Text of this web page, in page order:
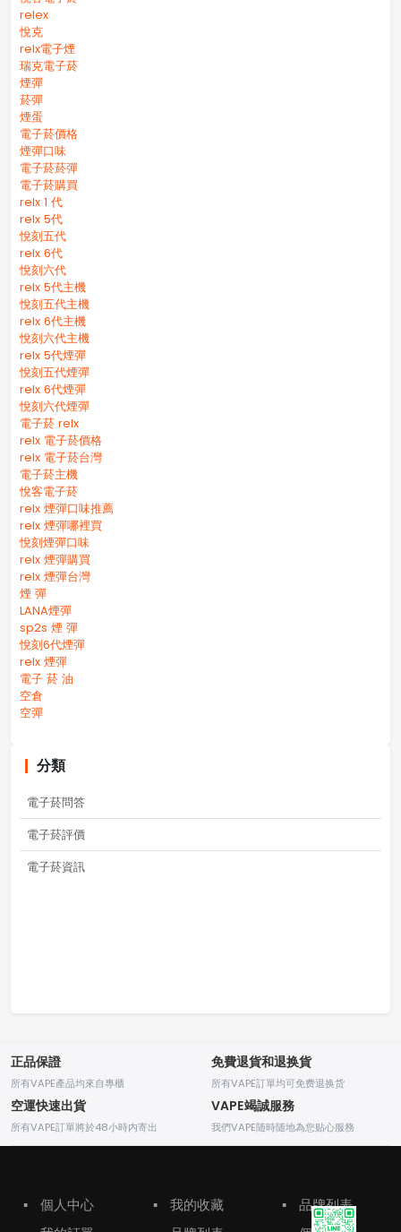
relex
悅克
relx電子煙
瑞克電子菸
煙彈
菸彈
煙蛋
電子菸價格
煙彈口味
電子菸菸彈
電子菸購買
relx 1 代
relx 5代
悅刻五代
relx 6代
悅刻六代
relx 5代主機
悅刻五代主機
relx 6代主機
悅刻六代主機
relx 5代煙彈
悅刻五代煙彈
relx 6代煙彈
悅刻六代煙彈
電子菸 relx
relx 電子菸價格
relx 電子菸台灣
電子菸主機
悅客電子菸
relx 煙彈口味推薦
relx 煙彈哪裡買
悅刻煙彈口味
relx 煙彈購買
relx 煙彈台灣
煙 彈
LANA煙彈
sp2s 煙 彈​
悅刻6代煙彈
relx 煙彈
電子 菸 油
空倉
空彈
分類
電子菸問答
電子菸評價
電子菸資訊
正品保證
所有VAPE產品均來自專櫃
免費退貨和退换貨
所有VAPE訂單均可免费退换货
空運快速出貨
所有VAPE訂單將於48小時内寄出
VAPE竭誠服務
我們VAPE随時随地為您贴心服務
▪
個人中心
▪
我的收藏
▪
品牌列表